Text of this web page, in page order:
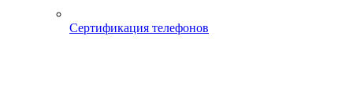
Сертификация телефонов